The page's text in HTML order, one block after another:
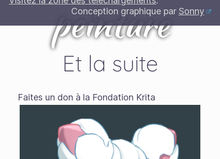
peinture
Conception graphique par Sonny
Et la suite
Faites un don à la Fondation Krita